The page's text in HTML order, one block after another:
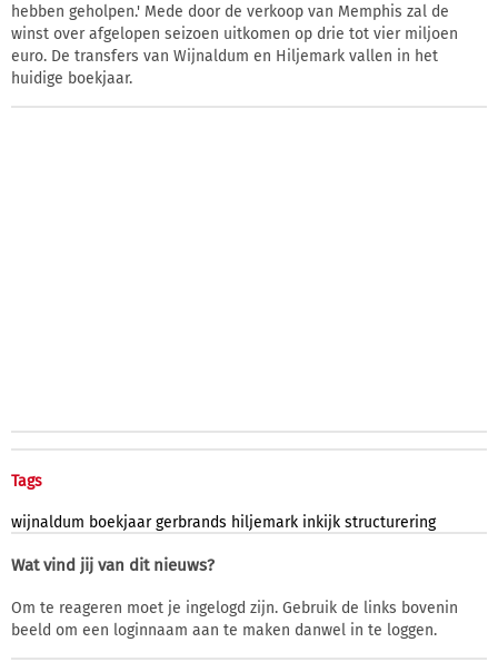
hebben geholpen.' Mede door de verkoop van Memphis zal de
winst over afgelopen seizoen uitkomen op drie tot vier miljoen
euro. De transfers van Wijnaldum en Hiljemark vallen in het
huidige boekjaar.
Tags
wijnaldum boekjaar gerbrands hiljemark inkijk structurering
Wat vind jij van dit nieuws?
Om te reageren moet je ingelogd zijn. Gebruik de links bovenin
beeld om een loginnaam aan te maken danwel in te loggen.